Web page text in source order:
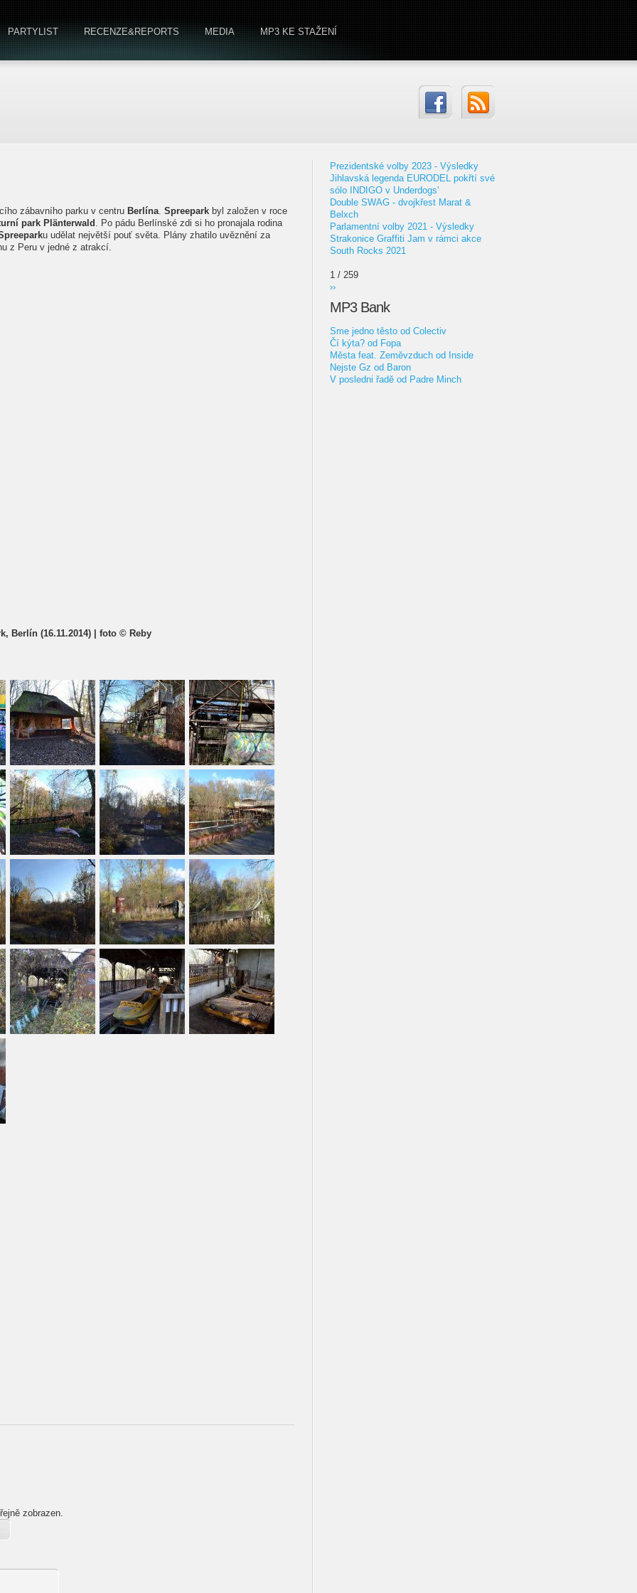
PARTYLIST RECENZE&REPORTS MEDIA MP3 KE STAŽENÍ
zábavního parku v centru Berlína. Spreepark byl založen v roce
park Plänterwald . Po pádu Berlínské zdi si ho pronajala rodina
u udělat největší pouť světa. Plány zhatilo uvěznění za
z Peru v jedné z atrakcí.
Berlín (16.11.2014) | foto © Reby
zobrazen.
Prezidentské volby 2023 - Výsledky
Jihlavská legenda EURODEL pokřtí své
sólo INDIGO v Underdogs'
Double SWAG - dvojkřest Marat &
Belxch
Parlamentní volby 2021 - Výsledky
Strakonice Graffiti Jam v rámci akce
South Rocks 2021
1 / 259
››
MP3 Bank
Sme jedno těsto od Colectiv
Čí kýta? od Fopa
Města feat. Zeměvzduch od Inside
Nejste Gz od Baron
V posledni řadě od Padre Minch